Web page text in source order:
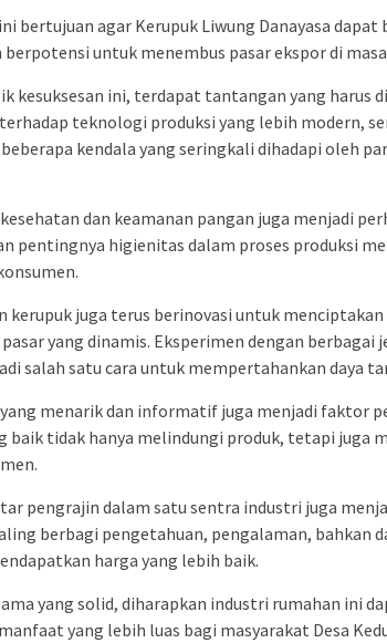
bertujuan agar Kerupuk Liwung Danayasa
berpotensi untuk menembus pasar ekspor di
kesuksesan ini, terdapat tantangan yang harus
teknologi produksi yang lebih modern,
kendala yang seringkali dihadapi oleh
dan keamanan pangan juga menjadi
pentingnya higienitas dalam proses produksi
kerupuk juga terus berinovasi untuk
yang dinamis. Eksperimen dengan berbagai
salah satu cara untuk mempertahankan daya
menarik dan informatif juga menjadi faktor
baik tidak hanya melindungi produk, tetapi juga
pengrajin dalam satu sentra industri juga
berbagi pengetahuan, pengalaman, bahkan
harga yang lebih baik.
yang solid, diharapkan industri rumahan ini
yang lebih luas bagi masyarakat Desa